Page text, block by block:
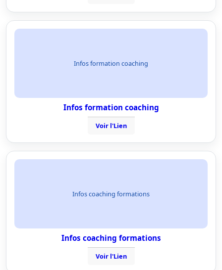
Infos formation coaching
Infos formation coaching
Voir l'Lien
Infos coaching formations
Infos coaching formations
Voir l'Lien